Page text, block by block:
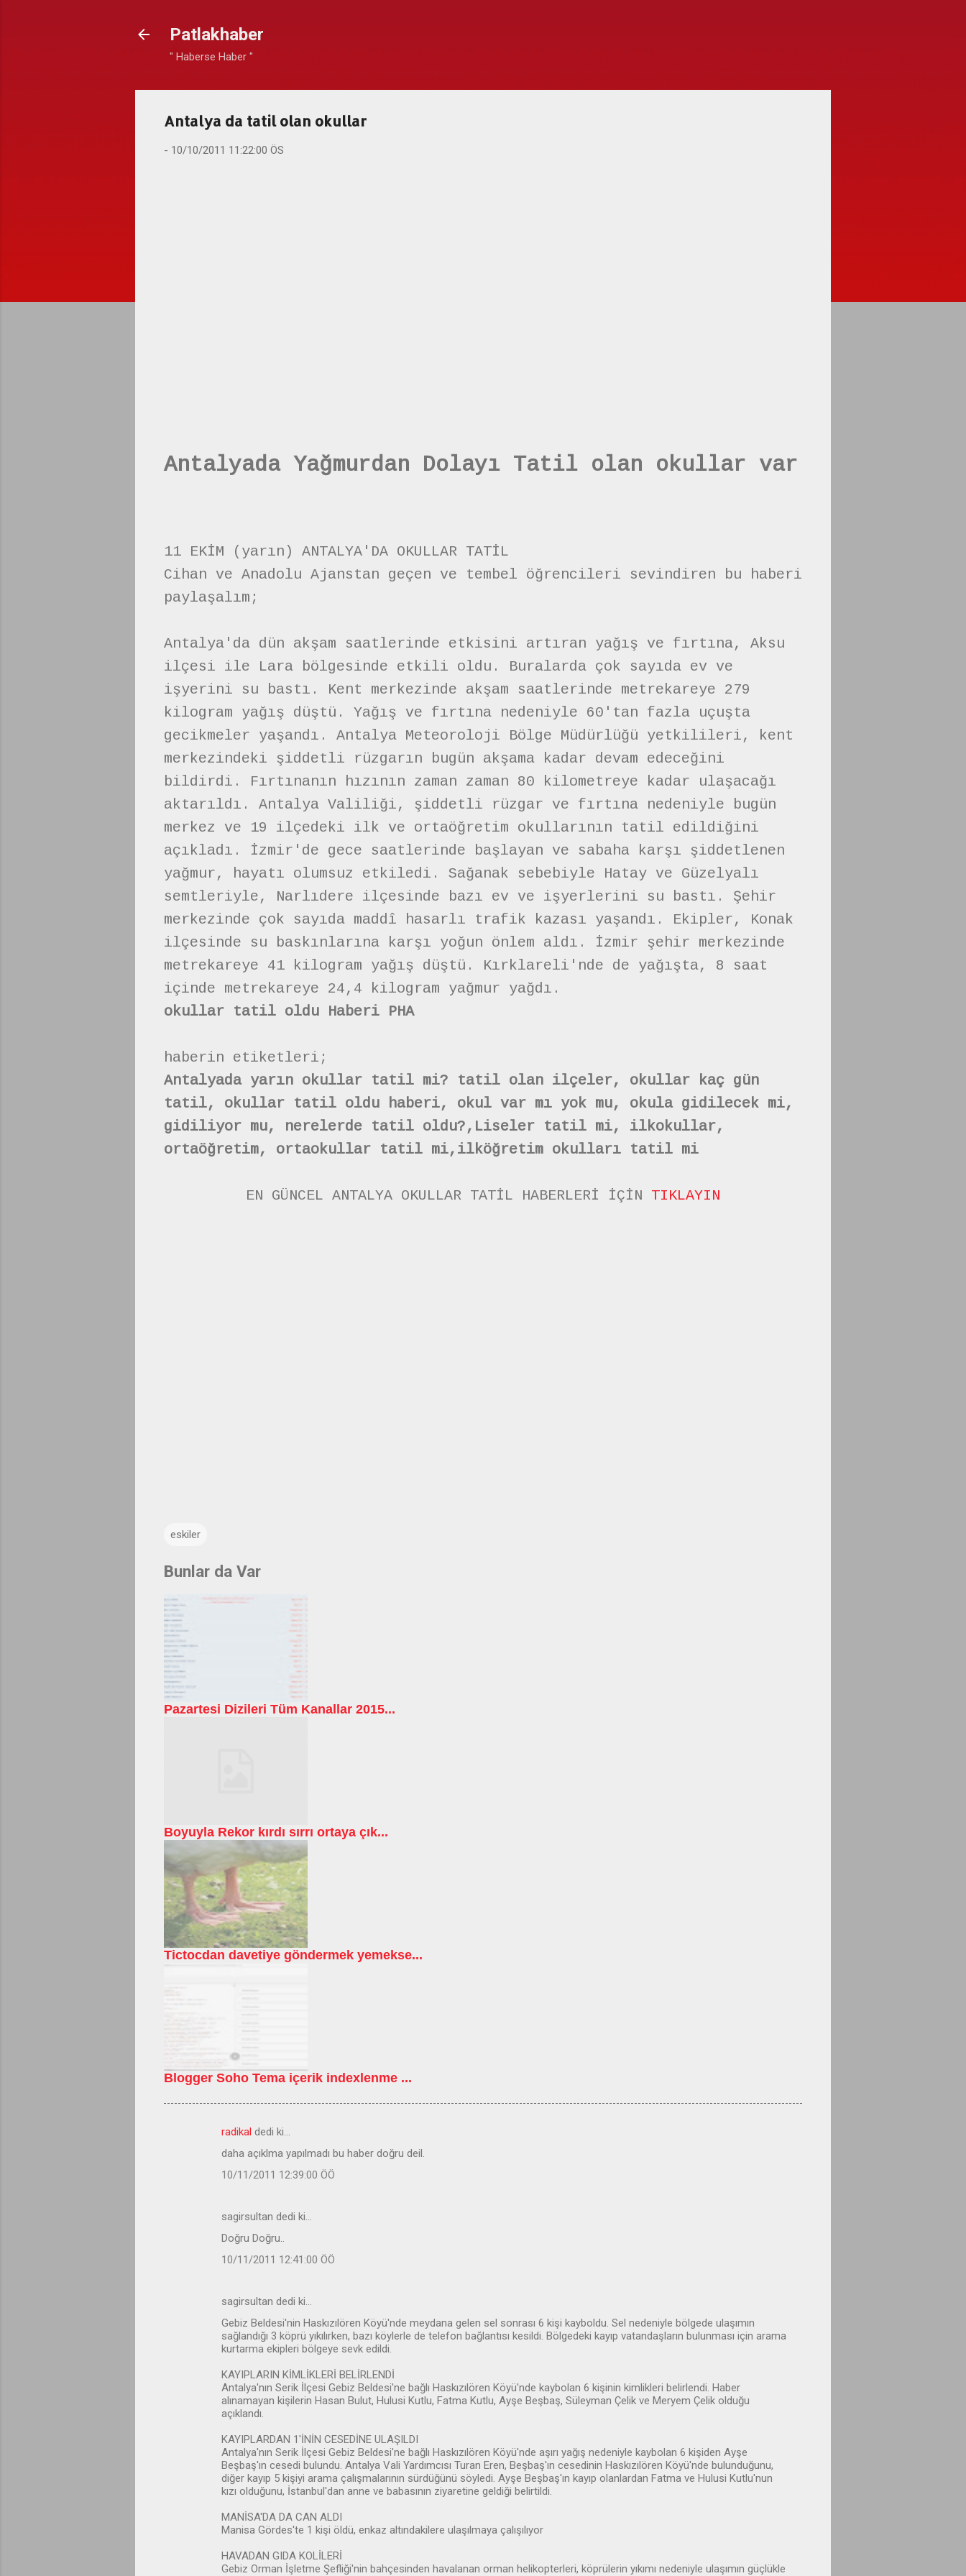
Patlakhaber
" Haberse Haber "
Antalya da tatil olan okullar
- 10/10/2011 11:22:00 ÖS
Antalyada Yağmurdan Dolayı Tatil olan okullar var
11 EKİM (yarın) ANTALYA'DA OKULLAR TATİL
Cihan ve Anadolu Ajanstan geçen ve tembel öğrencileri sevindiren bu haberi
paylaşalım;
Antalya'da dün akşam saatlerinde etkisini artıran yağış ve fırtına, Aksu
ilçesi ile Lara bölgesinde etkili oldu. Buralarda çok sayıda ev ve
işyerini su bastı. Kent merkezinde akşam saatlerinde metrekareye 279
kilogram yağış düştü. Yağış ve fırtına nedeniyle 60'tan fazla uçuşta
gecikmeler yaşandı. Antalya Meteoroloji Bölge Müdürlüğü yetkilileri, kent
merkezindeki şiddetli rüzgarın bugün akşama kadar devam edeceğini
bildirdi. Fırtınanın hızının zaman zaman 80 kilometreye kadar ulaşacağı
aktarıldı. Antalya Valiliği, şiddetli rüzgar ve fırtına nedeniyle bugün
merkez ve 19 ilçedeki ilk ve ortaöğretim okullarının tatil edildiğini
açıkladı. İzmir'de gece saatlerinde başlayan ve sabaha karşı şiddetlenen
yağmur, hayatı olumsuz etkiledi. Sağanak sebebiyle Hatay ve Güzelyalı
semtleriyle, Narlıdere ilçesinde bazı ev ve işyerlerini su bastı. Şehir
merkezinde çok sayıda maddî hasarlı trafik kazası yaşandı. Ekipler, Konak
ilçesinde su baskınlarına karşı yoğun önlem aldı. İzmir şehir merkezinde
metrekareye 41 kilogram yağış düştü. Kırklareli'nde de yağışta, 8 saat
içinde metrekareye 24,4 kilogram yağmur yağdı.
okullar tatil oldu Haberi PHA
haberin etiketleri;
Antalyada yarın okullar tatil mi? tatil olan ilçeler, okullar kaç gün
tatil, okullar tatil oldu haberi, okul var mı yok mu, okula gidilecek mi,
gidiliyor mu, nerelerde tatil oldu?,Liseler tatil mi, ilkokullar,
ortaöğretim, ortaokullar tatil mi,ilköğretim okulları tatil mi
EN GÜNCEL ANTALYA OKULLAR TATİL HABERLERİ İÇİN TIKLAYIN
eskiler
Bunlar da Var
Pazartesi Dizileri Tüm Kanallar 2015...
Boyuyla Rekor kırdı sırrı ortaya çık...
Tictocdan davetiye göndermek yemekse...
Blogger Soho Tema içerik indexlenme ...
radikal dedi ki…
daha açıklma yapılmadı bu haber doğru deil.
10/11/2011 12:39:00 ÖÖ
sagirsultan dedi ki…
Doğru Doğru..
10/11/2011 12:41:00 ÖÖ
sagirsultan dedi ki…
Gebiz Beldesi'nin Haskızılören Köyü'nde meydana gelen sel sonrası 6 kişi kayboldu. Sel nedeniyle bölgede ulaşımın
sağlandığı 3 köprü yıkılırken, bazı köylerle de telefon bağlantısı kesildi. Bölgedeki kayıp vatandaşların bulunması için arama
kurtarma ekipleri bölgeye sevk edildi.
KAYIPLARIN KİMLİKLERİ BELİRLENDİ
Antalya'nın Serik İlçesi Gebiz Beldesi'ne bağlı Haskızılören Köyü'nde kaybolan 6 kişinin kimlikleri belirlendi. Haber
alınamayan kişilerin Hasan Bulut, Hulusi Kutlu, Fatma Kutlu, Ayşe Beşbaş, Süleyman Çelik ve Meryem Çelik olduğu
açıklandı.
KAYIPLARDAN 1'İNİN CESEDİNE ULAŞILDI
Antalya'nın Serik İlçesi Gebiz Beldesi'ne bağlı Haskızılören Köyü'nde aşırı yağış nedeniyle kaybolan 6 kişiden Ayşe
Beşbaş'ın cesedi bulundu. Antalya Vali Yardımcısı Turan Eren, Beşbaş'ın cesedinin Haskızılören Köyü'nde bulunduğunu,
diğer kayıp 5 kişiyi arama çalışmalarının sürdüğünü söyledi. Ayşe Beşbaş'ın kayıp olanlardan Fatma ve Hulusi Kutlu'nun
kızı olduğunu, İstanbul'dan anne ve babasının ziyaretine geldiği belirtildi.
MANİSA'DA DA CAN ALDI
Manisa Gördes'te 1 kişi öldü, enkaz altındakilere ulaşılmaya çalışılıyor
HAVADAN GIDA KOLİLERİ
Gebiz Orman İşletme Şefliği'nin bahçesinden havalanan orman helikopterleri, köprülerin yıkımı nedeniyle ulaşımın güçlükle